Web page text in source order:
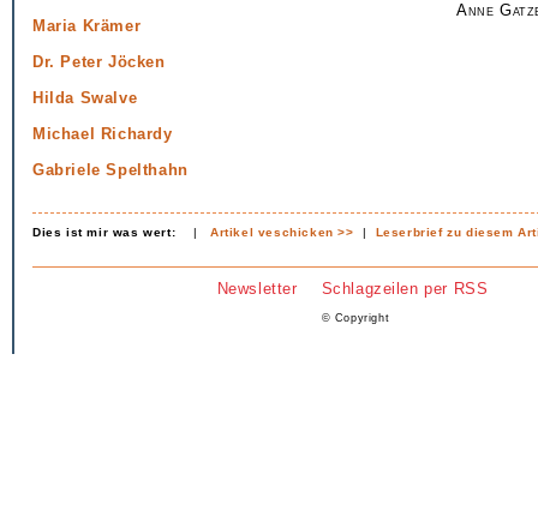
Anne
Maria Krämer
Dr. Peter Jöcken
Hilda Swalve
Michael Richardy
Gabriele Spelthahn
Dies ist mir was wert: |Artikel veschicken >> | Leserbrief zu diesem
Newsletter Schlagzeilen per RSS
© Copyright